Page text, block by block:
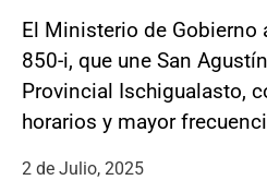
El Ministerio de Gobierno
850-i, que une San
Provincial Ischigualasto,
horarios y mayor
2 de Julio, 2025